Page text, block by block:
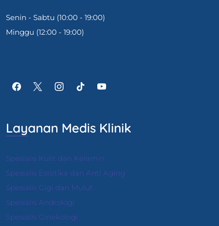
Senin - Sabtu (10:00 - 19:00)
Minggu (12:00 - 19:00)
Layanan Medis Klinik
Spesialis Kulit dan Kelamin
Spesialis Estetika dan Anti Aging
Spesialis Gigi dan Mulut
Spesialis Andrologi
Spesialis Ginekologi